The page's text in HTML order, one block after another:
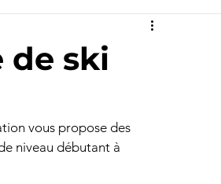
de ski
vous propose des
niveau débutant à